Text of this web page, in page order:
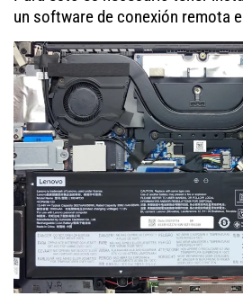
un software de conexión remota